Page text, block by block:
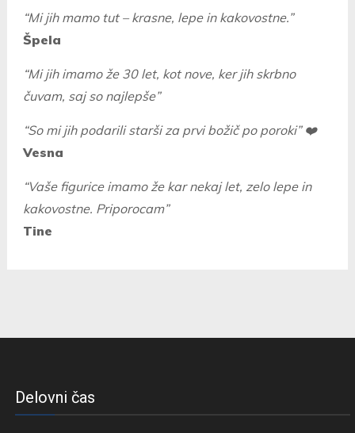
“Mi jih mamo tut – krasne, lepe in kakovostne.”
Špela
“Mi jih imamo že 30 let, kot nove, ker jih skrbno
čuvam, saj so najlepše”
“So mi jih podarili starši za prvi božič po poroki” ❤️
Vesna
“Vaše figurice imamo že kar nekaj let, zelo lepe in
kakovostne. Priporocam”
Tine
Delovni čas